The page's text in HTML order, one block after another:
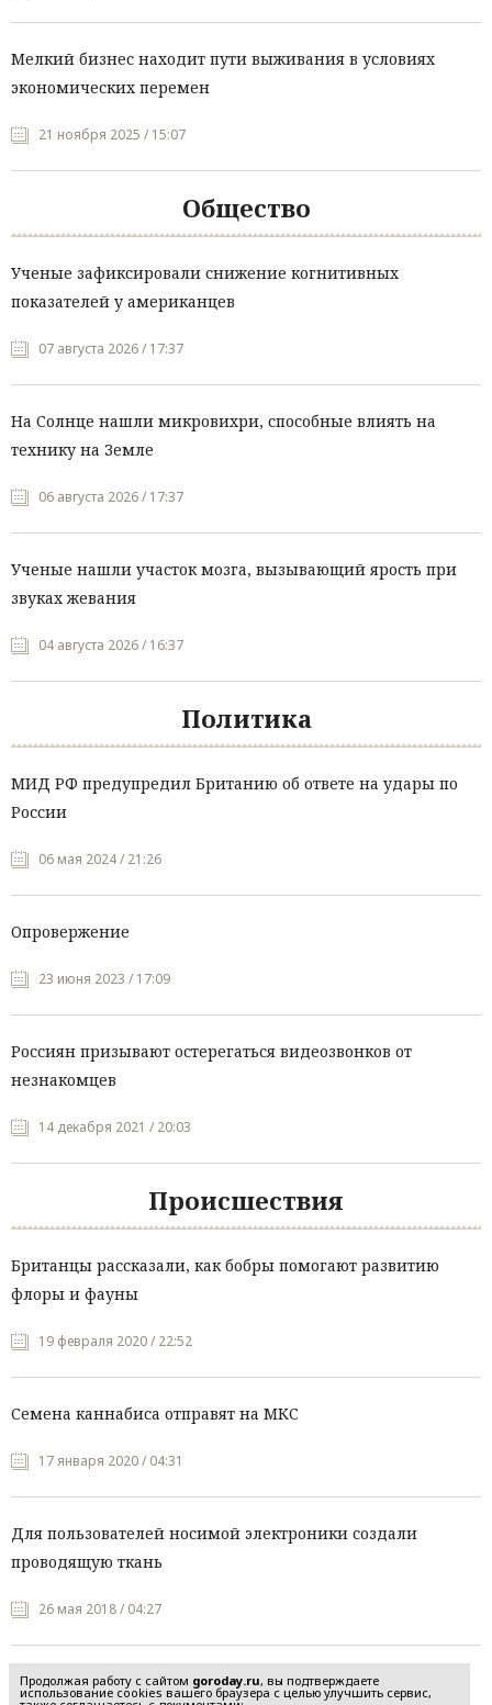
Мелкий бизнес находит пути выживания в условиях
экономических перемен
21 ноября 2025 / 15:07
Общество
Ученые зафиксировали снижение когнитивных
показателей у американцев
07 августа 2026 / 17:37
На Солнце нашли микровихри, способные влиять на
технику на Земле
06 августа 2026 / 17:37
Ученые нашли участок мозга, вызывающий ярость при
звуках жевания
04 августа 2026 / 16:37
Политика
МИД РФ предупредил Британию об ответе на удары по
России
06 мая 2024 / 21:26
Опровержение
23 июня 2023 / 17:09
Россиян призывают остерегаться видеозвонков от
незнакомцев
14 декабря 2021 / 20:03
Происшествия
Британцы рассказали, как бобры помогают развитию
флоры и фауны
19 февраля 2020 / 22:52
Семена каннабиса отправят на МКС
17 января 2020 / 04:31
Для пользователей носимой электроники создали
проводящую ткань
26 мая 2018 / 04:27
Продолжая работу с сайтом goroday.ru, вы подтверждаете
использование cookies вашего браузера с целью улучшить сервис,